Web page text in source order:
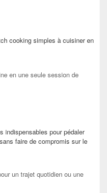
cooking simples à cuisiner en
en une seule session de
indispensables pour pédaler
faire de compromis sur le
un trajet quotidien ou une